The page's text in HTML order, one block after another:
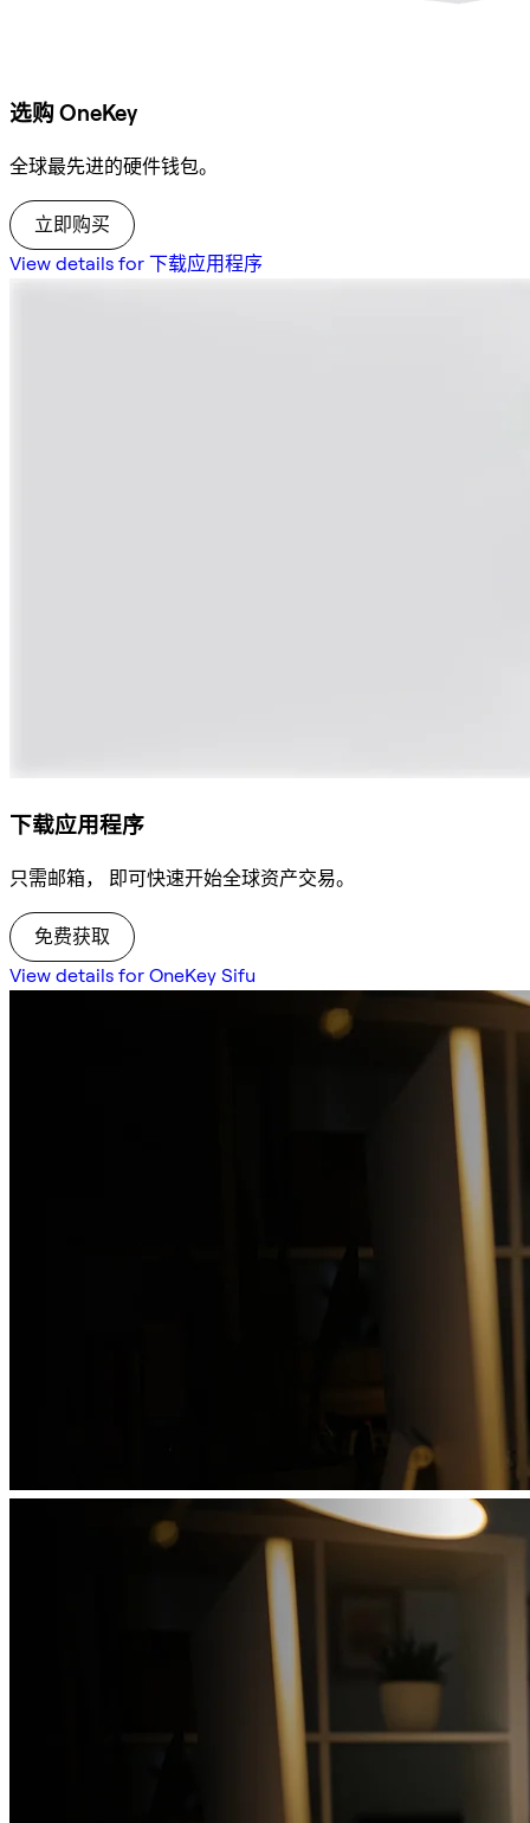
选购 OneKey
全球最先进的硬件钱包。
立即购买
View details for 下载应用程序
下载应用程序
只需邮箱， 即可快速开始全球资产交易。
免费获取
View details for OneKey Sifu